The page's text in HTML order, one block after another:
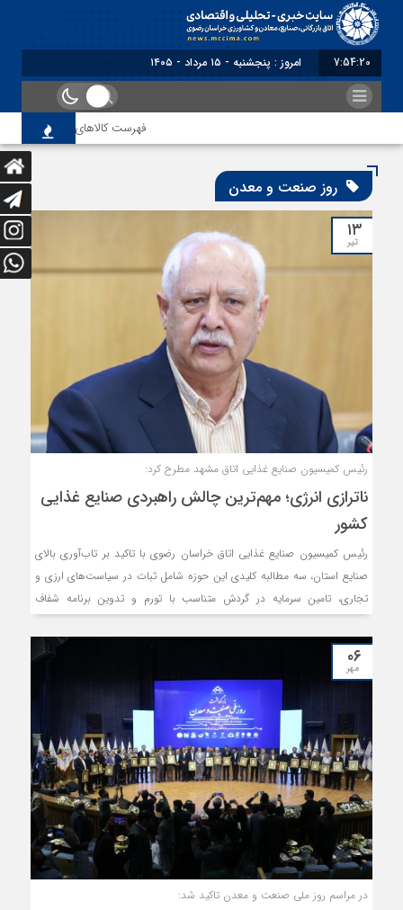
7:54:21 برابر با : Thursday - 6 August
فهرست کالاهای مشمول بازگشت
روز صنعت و معدن
۱۳
تیر
رئیس کمیسیون صنایع غذایی اتاق مشهد مطرح کرد:
ناترازی انرژی؛ مهم‌ترین چالش راهبردی صنایع غذایی
کشور
رئیس کمیسیون صنایع غذایی اتاق خراسان رضوی با تاکید بر تاب‌آوری بالای
صنایع استان، سه مطالبه کلیدی این حوزه شامل ثبات در سیاست‌های ارزی و
تجاری، تامین سرمایه در گردش متناسب با تورم و تدوین برنامه شفاف
دانست.
۰۶
مهر
در مراسم روز ملی صنعت و معدن تاکید شد: